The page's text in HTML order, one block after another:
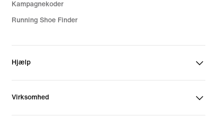
Kampagnekoder
Running Shoe Finder
Hjælp
Virksomhed